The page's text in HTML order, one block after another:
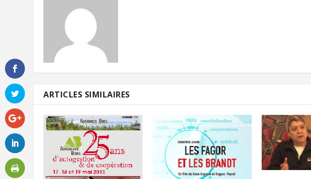
ARTICLES SIMILAIRES